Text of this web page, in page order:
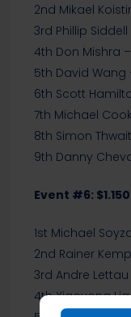
2nd Mikael
3rd Phillip Siddell
4th Don Mishra –
5th David Wang
6th Scott
7th Michael
8th Simon
9th Danny
Event #6:
1st Michael
2nd Rainer
3rd Andre Lettau
4th Xiaoyong